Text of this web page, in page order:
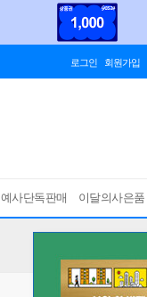
로그인 회원가입
예사단독판매 이달의사은품